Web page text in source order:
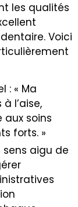
les qualités
Voici
: « Ma
l’aise,
soins
forts. »
sens aigu de